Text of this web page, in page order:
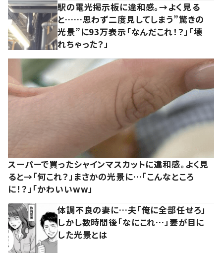
駅の電光掲示板に違和感。→よく見る
と……思わず二度見してしまう”驚きの
光景”に93万表示「なんだこれ！？」「壊
れちゃった？」
スーパーで買ったシャインマスカットに違和感。よく見
ると→「何これ？」まさかの光景に…「こんなところ
に！？」「かわいいww」
体調不良の妻に…夫「俺に全部任せろ」
しかし数時間後「なにこれ…」妻が目に
した光景とは